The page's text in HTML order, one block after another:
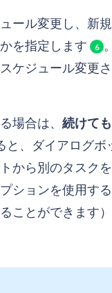
ール変更し、新
を指定します
6
ケジュール変更
場合は、 続けて
と、ダイアログボ
から別のタスク
ションを使用す
ことができます